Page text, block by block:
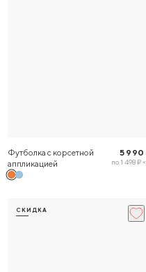
Футболка с корсетной
аппликацией
5 990
по 1 498 ₽
СКИДКА